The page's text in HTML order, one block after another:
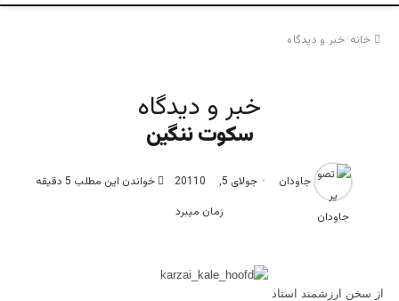
خانه/خبر و دیدگاه
خبر و دیدگاه
سکوت ننگین
جاودان جولای 5, 2011 0
خواندن این مطلب 5 دقیقه
زمان میبرد
از سخن ارزشمند استاد